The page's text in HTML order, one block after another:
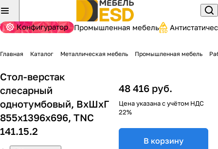
Конфигуратор Промышленная мебель
Главная Каталог Металлическая мебель Промышленная мебель
Стол-верстак
слесарный
однотумбовый, ВхШхГ
855x1396x696, TNC
141.15.2
48 416 руб.
Цена указана с учётом НДС
22%
В корзину